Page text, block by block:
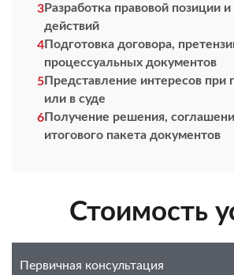
3Разработка правовой позиции и
действий
4Подготовка договора,
процессуальных документов
5Представление интересов при
или в суде
6Получение решения,
итогового пакета документов
Стоимость
Первичная консультация